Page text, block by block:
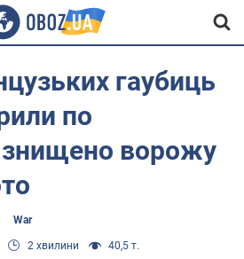
гаубиць
по
знищено ворожу
War
2 хвилини 40,5 т.